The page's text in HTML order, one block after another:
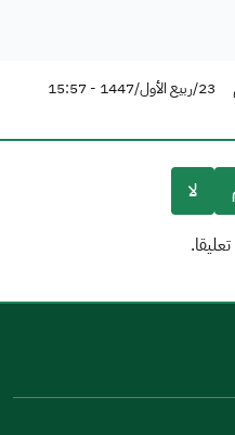
23/ربيع الأول/1447 - 15:57
لا